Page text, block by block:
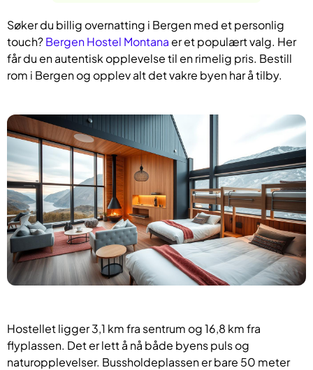
Søker du billig overnatting i Bergen med et personlig
touch?Bergen Hostel Montanaer et populært valg. Her
får du en autentisk opplevelse til en rimelig pris. Bestill
rom i Bergen og opplev alt det vakre byen har å tilby.
Hostellet ligger 3,1 km fra sentrum og 16,8 km fra
flyplassen. Det er lett å nå både byens puls og
naturopplevelser. Bussholdeplassen er bare 50 meter